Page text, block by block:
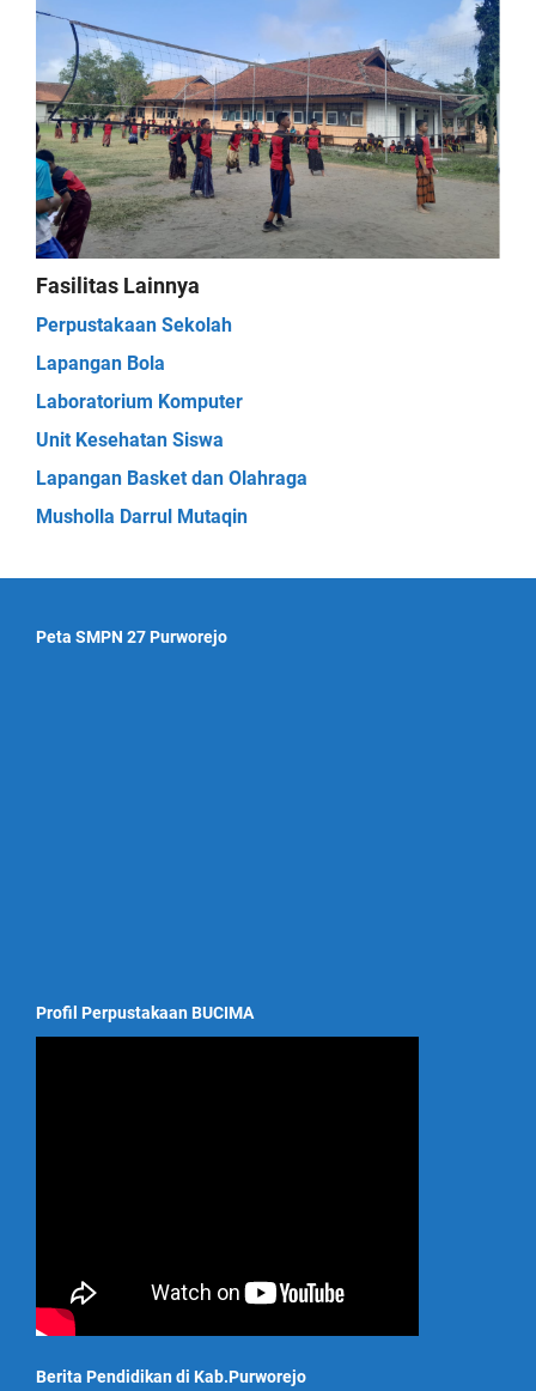
Fasilitas Lainnya
Perpustakaan Sekolah
Lapangan Bola
Laboratorium Komputer
Unit Kesehatan Siswa
Lapangan Basket dan Olahraga
Musholla Darrul Mutaqin
Peta SMPN 27 Purworejo
Profil Perpustakaan BUCIMA
Berita Pendidikan di Kab.Purworejo